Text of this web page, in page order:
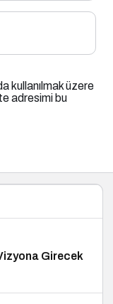
kullanılmak üzere
adresimi bu
Girecek